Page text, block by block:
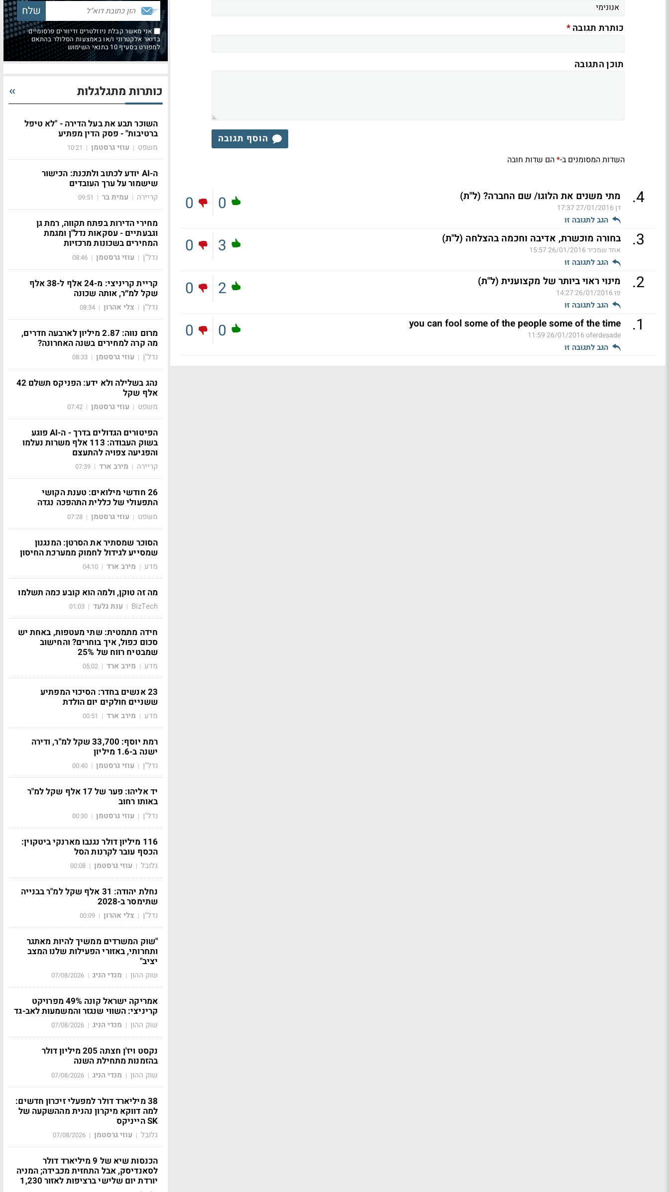
כותרת תגובה*
תוכן התגובה
הוסף תגובה
השדות המסומנים ב-*הם שדות חובה
4
. מתי משנים את הלוגו/ שם החברה? (ל"ת)
דן27/01/2016 17:37
הגב לתגובה זו
0
0
3
. בחורה מוכשרת, אדיבה וחכמה בהצלחה (ל"ת)
אחד שמכיר26/01/2016 15:57
הגב לתגובה זו
3
0
2
. מינוי ראוי ביותר של מקצוענית (ל"ת)
פו26/01/2016 14:27
הגב לתגובה זו
2
0
1
.
you can fool some of the people some of the time
oferdesade
26/01/2016 11:59
הגב לתגובה זו
0
0
אני מאשר קבלת ניוזלטרים ודיוורים פרסומיים
בדואר אלקטרוני ו/או באמצעות הסלולר בהתאם
למפורט בסעיף 10 בתנאי השימוש
כותרות מתגלגלות
השוכר תבע את בעל הדירה - "לא טיפל
ברטיבות" - פסק הדין מפתיע
משפט | עוזי גרסטמן |
10:21
ה-AI יודע לכתוב ולתכנת: הכישור
שישמור על ערך העובדים
קריירה | עמית בר |
09:51
מחירי הדירות בפתח תקווה, רמת גן
וגבעתיים - עסקאות נדל"ן ומגמת
המחירים בשכונות מרכזיות
נדל"ן | עוזי גרסטמן |
08:46
קריית קריניצי: מ-24 אלף ל-38 אלף
שקל למ״ר, אותה שכונה
נדל"ן | צלי אהרון |
08:34
מרום נווה: 2.87 מיליון לארבעה חדרים,
מה קרה למחירים בשנה האחרונה?
נדל"ן | עוזי גרסטמן |
08:33
נהג בשלילה ולא ידע: הפניקס תשלם 42
אלף שקל
משפט | עוזי גרסטמן |
07:42
הפיטורים הגדולים בדרך - ה-AI פוגע
בשוק העבודה: 113 אלף משרות נעלמו
והפגיעה צפויה להתעצם
קריירה | מירב ארד |
07:39
26 חודשי מילואים: טענת הקושי
התפעולי של כללית התהפכה נגדה
משפט | עוזי גרסטמן |
07:28
הסוכר שמסתיר את הסרטן: המנגנון
שמסייע לגידול לחמוק ממערכת החיסון
מדע | מירב ארד |
04:10
מה זה טוקן, ולמה הוא קובע כמה תשלמו
BizTech
| ענת גלעד |
01:03
חידה מתמטית: שתי מעטפות, באחת יש
סכום כפול, איך בוחרים? והחישוב
שמבטיח רווח של 25%
מדע | מירב ארד |
05:02
23 אנשים בחדר: הסיכוי המפתיע
ששניים חולקים יום הולדת
מדע | מירב ארד |
00:51
רמת יוסף: 33,700 שקל למ"ר, ודירה
ישנה ב-1.6 מיליון
נדל"ן | עוזי גרסטמן |
00:40
יד אליהו: פער של 17 אלף שקל למ"ר
באותו רחוב
נדל"ן | עוזי גרסטמן |
00:30
116 מיליון דולר נגנבו מארנקי ביטקוין:
הכסף עובר לקרנות הסל
גלובל | עוזי גרסטמן |
00:08
נחלת יהודה: 31 אלף שקל למ"ר בבנייה
שתימסר ב-2028
נדל"ן | צלי אהרון |
00:09
"שוק המשרדים ממשיך להיות מאתגר
ותחרותי, באזורי הפעילות שלנו המצב
יציב"
שוק ההון | מנדי הניג |
07/08/2026
אמריקה ישראל קונה 49% מפרויקט
קריניצי: השווי שנגזר והמשמעות לאב-גד
שוק ההון | מנדי הניג |
07/08/2026
נקסט ויז'ן חצתה 205 מיליון דולר
בהזמנות מתחילת השנה
שוק ההון | מנדי הניג |
07/08/2026
38 מיליארד דולר למפעלי זיכרון חדשים:
למה דווקא מיקרון נהנית מההשקעה של
SK הייניקס
גלובל | עוזי גרסטמן |
07/08/2026
הכנסות שיא של 9 מיליארד דולר
לסאנדיסק, אבל התחזית מכבידה; המניה
יורדת יום שלישי ברציפות לאזור 1,230